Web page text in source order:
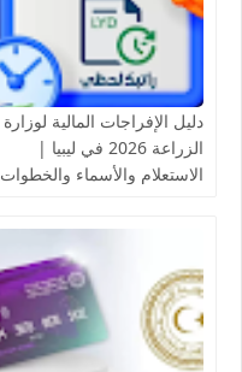
دليل الإفراجات المالية لوزارة
الزراعة 2026 في ليبيا |
الاستعلام والأسماء والخطوات